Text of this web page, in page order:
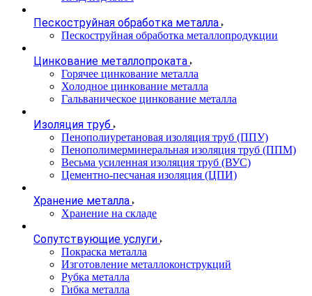
Пескоструйная обработка металла
Пескоструйная обработка металлопродукции
Цинкование металлопроката
Горячее цинкование металла
Холодное цинкование металла
Гальваническое цинкование металла
Изоляция труб
Пенополиуретановая изоляция труб (ППУ)
Пенополимерминеральная изоляция труб (ППМ)
Весьма усиленная изоляция труб (ВУС)
Цементно-песчаная изоляция (ЦПИ)
Хранение металла
Хранение на складе
Сопутствующие услуги
Покраска металла
Изготовление металлоконструкций
Рубка металла
Гибка металла